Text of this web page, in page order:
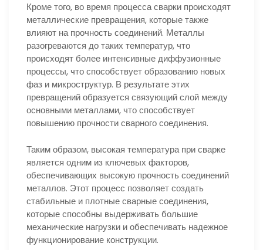
Кроме того, во время процесса сварки происходят
металлические превращения, которые также
влияют на прочность соединений. Металлы
разогреваются до таких температур, что
происходят более интенсивные диффузионные
процессы, что способствует образованию новых
фаз и микроструктур. В результате этих
превращений образуется связующий слой между
основными металлами, что способствует
повышению прочности сварного соединения.
Таким образом, высокая температура при сварке
является одним из ключевых факторов,
обеспечивающих высокую прочность соединений
металлов. Этот процесс позволяет создать
стабильные и плотные сварные соединения,
которые способны выдерживать большие
механические нагрузки и обеспечивать надежное
функционирование конструкции.